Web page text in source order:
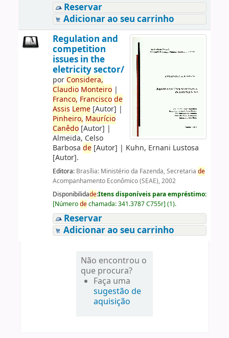
Reservar
Adicionar ao seu carrinho
Regulation and
competition
issues in the
eletricity sector/
porConsidera,
Claudio Monteiro|
Franco, Francisco de
Assis Leme[Autor] |
Pinheiro, Maurício
Canêdo[Autor] |
Almeida, Celso
Barbosa de[Autor] | Kuhn, Ernani Lustosa
[Autor].
Editora: Brasília: Ministério da Fazenda, Secretaria de
Acompanhamento Econômico (SEAE), 2002
Disponibilidade:Itens disponíveis para empréstimo:
[Númerodechamada:341.3787 C755r] (1).
Reservar
Adicionar ao seu carrinho
Não encontrou o
que procura?
Faça uma
sugestão de
aquisição